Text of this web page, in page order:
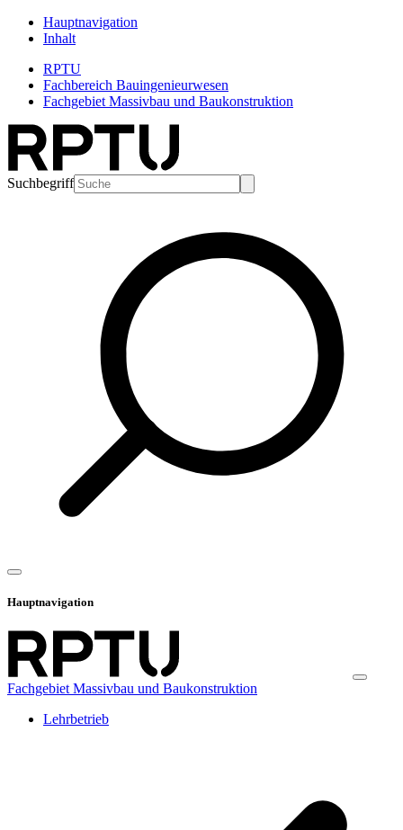
Hauptnavigation
Inhalt
RPTU
Fachbereich Bauingenieurwesen
Fachgebiet Massivbau und Baukonstruktion
Suchbegriff
Hauptnavigation
Fachgebiet Massivbau und Baukonstruktion
Lehrbetrieb